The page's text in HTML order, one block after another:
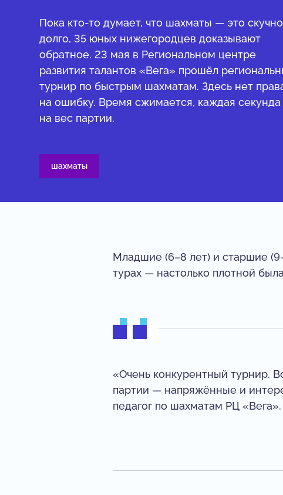
Пока кто-то думает, что шахматы — это
долго, 35 юных нижегородцев доказывают
обратное. 23 мая в Региональном центре
развития талантов «Вега» прошёл
турнир по быстрым шахматам. Здесь нет
на ошибку. Время сжимается, каждая
на вес партии.
шахматы
Младшие (6–8 лет) и старшие
турах — настолько плотной
«Очень конкурентный турнир.
партии — напряжённые и
педагог по шахматам РЦ «Вега».